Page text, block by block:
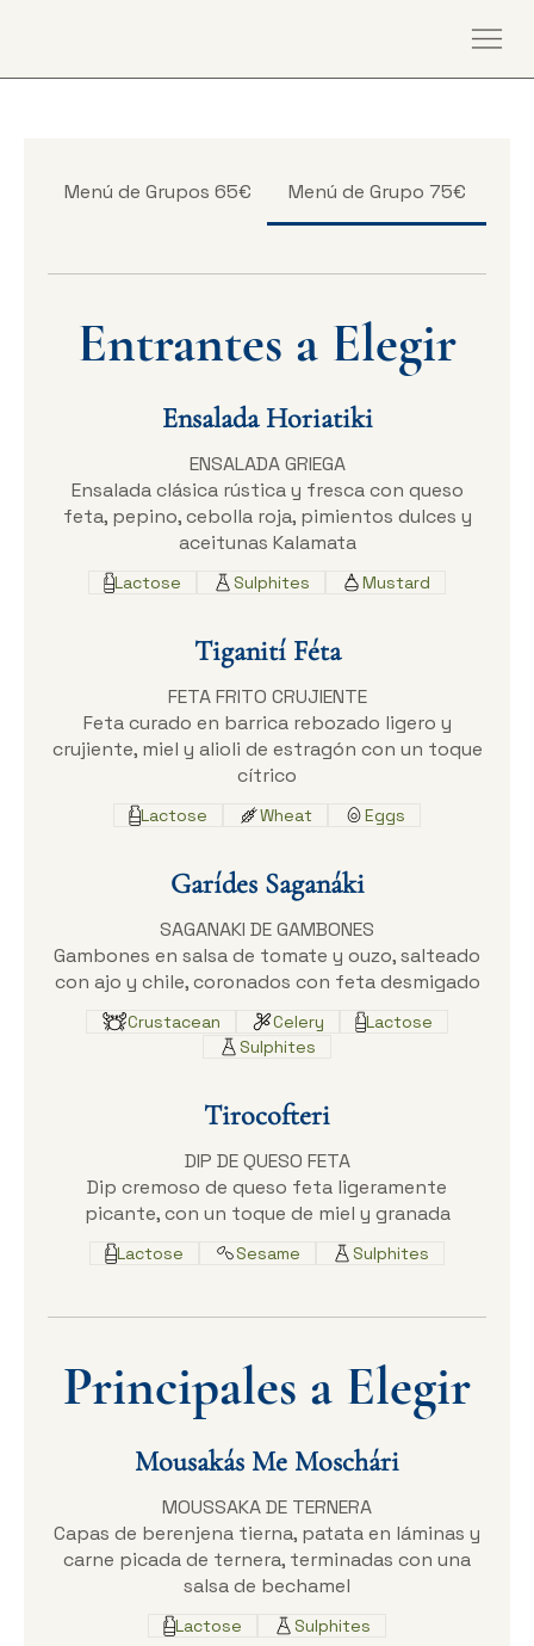
Menú de Grupos 65€ Menú de Grupo 75€
Entrantes a Elegir
Ensalada Horiatiki
ENSALADA GRIEGA
Ensalada clásica rústica y fresca con queso
feta, pepino, cebolla roja, pimientos dulces y
aceitunas Kalamata
Lactose Sulphites Mustard
Tiganití Féta
FETA FRITO CRUJIENTE
Feta curado en barrica rebozado ligero y
crujiente, miel y alioli de estragón con un toque
cítrico
Lactose Wheat Eggs
Garídes Saganáki
SAGANAKI DE GAMBONES
Gambones en salsa de tomate y ouzo, salteado
con ajo y chile, coronados con feta desmigado
Crustacean Celery
Lactose
Sulphites
Tirocofteri
DIP DE QUESO FETA
Dip cremoso de queso feta ligeramente
picante, con un toque de miel y granada
Lactose Sesame Sulphites
Principales a Elegir
Mousakás Me Moschári
MOUSSAKA DE TERNERA
Capas de berenjena tierna, patata en láminas y
carne picada de ternera, terminadas con una
salsa de bechamel
Lactose Sulphites